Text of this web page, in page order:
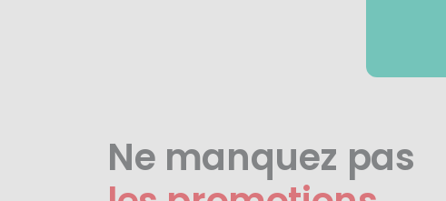
Ne manquez pas